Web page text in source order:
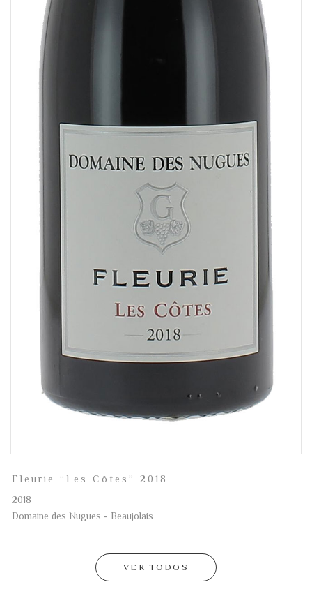
Fleurie “Les Côtes” 2018
2018
Domaine des Nugues - Beaujolais
VER TODOS